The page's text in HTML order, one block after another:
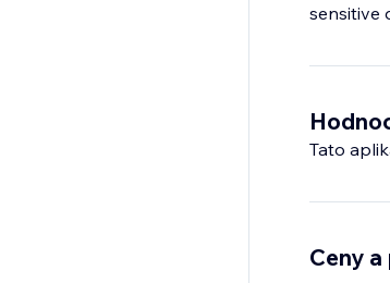
sensitive
Tato
Ceny a